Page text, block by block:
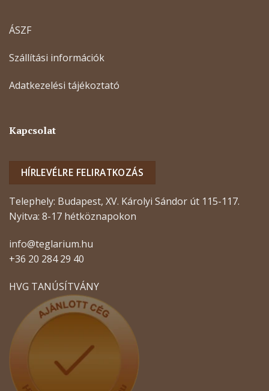
ÁSZF
Szállítási információk
Adatkezelési tájékoztató
Kapcsolat
HÍRLEVÉLRE FELIRATKOZÁS
Telephely: Budapest, XV. Károlyi Sándor út 115-117.
Nyitva: 8-17 hétköznapokon
info@teglarium.hu
+36 20 284 29 40
HVG TANÚSÍTVÁNY